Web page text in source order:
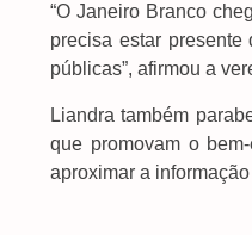
“O Janeiro Branco
precisa estar
públicas”, afirmou a
Liandra também
que promovam o
aproximar a